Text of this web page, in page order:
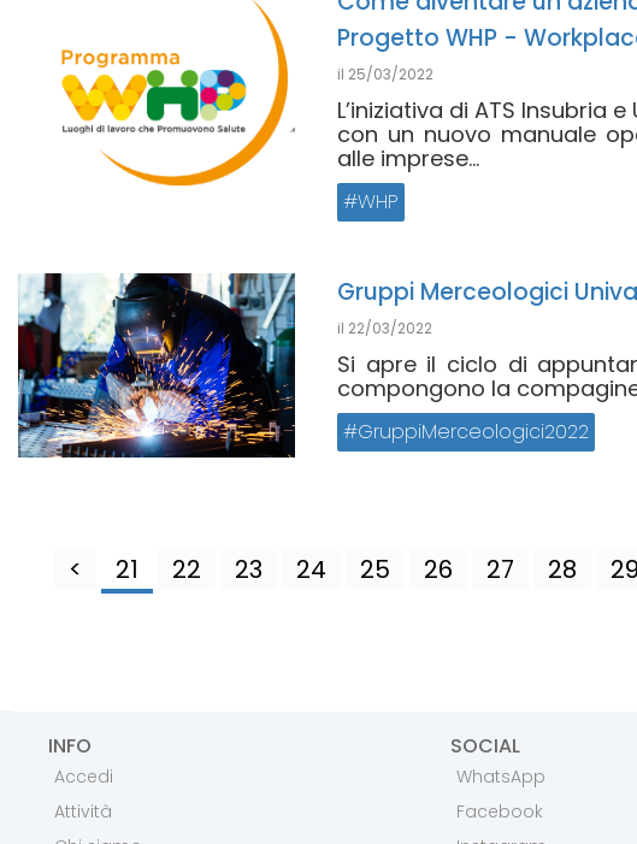
Progetto WHP -
il 25/03/2022
L’iniziativa di ATS Insubria
con un nuovo manuale
alle imprese...
WHP
Gruppi Merceologici
il 22/03/2022
Si apre il ciclo di
compongono la
GruppiMerceologici2022
< 21 22 23 24 25 26 27 28 29
INFO
Accedi
Attività
SOCIAL
WhatsApp
Facebook